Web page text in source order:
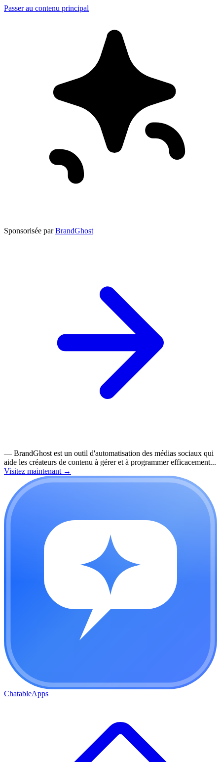
Passer au contenu principal
Sponsorisée par BrandGhost
— BrandGhost est un outil d'automatisation des médias sociaux qui
aide les créateurs de contenu à gérer et à programmer efficacement...
Visitez maintenant →
ChatableApps